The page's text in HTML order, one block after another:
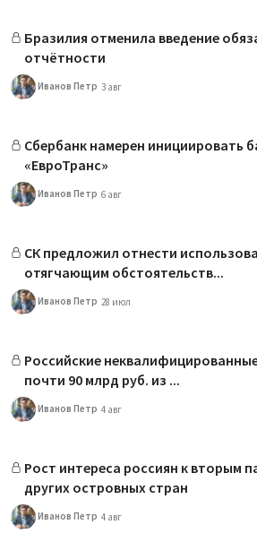
Бразилия отменила введение
отчётности
Иванов Петр 3 авг
Сбербанк намерен инициировать
«ЕвроТранс»
Иванов Петр 6 авг
СК предложил отнести
отягчающим обстоятельств...
Иванов Петр 28 июл
Российские
почти 90 млрд руб. из ...
Иванов Петр 4 авг
Рост интереса россиян к вторым
других островных стран
Иванов Петр 4 авг